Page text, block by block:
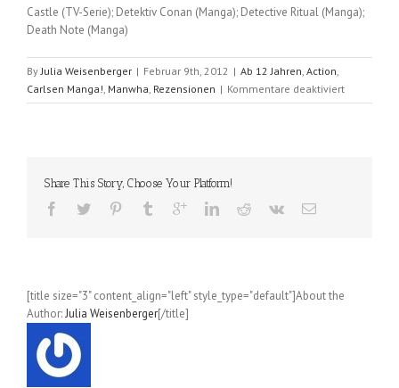
Castle (TV-Serie); Detektiv Conan (Manga); Detective Ritual (Manga);
Death Note (Manga)
By Julia Weisenberger | Februar 9th, 2012 | Ab 12 Jahren Action
Carlsen Manga! Manwha Rezensionen | Kommentare deaktiviertfür
Defense
Share This Story, Choose Your Platform!
[title size="3" content_align="left" style_type="default"]About the
Author:Julia Weisenberger[/title]